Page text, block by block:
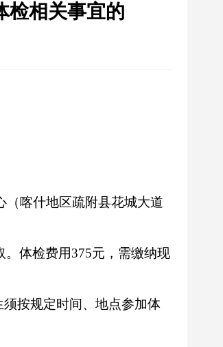
检相关事宜的
（喀什地区疏附县花城大道
。体检费用375元，需缴纳现
须按规定时间、地点参加体